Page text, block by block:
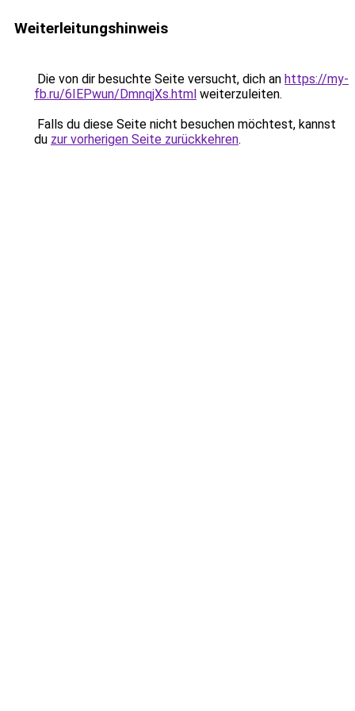
Weiterleitungshinweis
Die von dir besuchte Seite versucht, dich an https://my-
fb.ru/6IEPwun/DmnqjXs.html weiterzuleiten.
Falls du diese Seite nicht besuchen möchtest, kannst
du zur vorherigen Seite zurückkehren.